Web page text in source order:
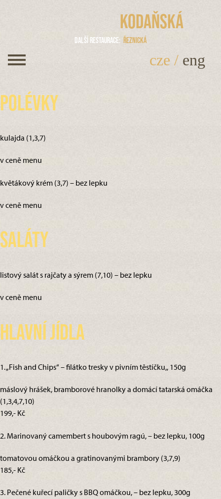
Kodaňská
Další restaurace Řeznická
cze / eng
Polévky
kulajda (1,3,7)
v ceně menu
květákový krém (3,7) – bez lepku
v ceně menu
Saláty
listový salát s rajčaty a sýrem (7,10) – bez lepku
v ceně menu
Hlavní jídla
1. „Fish and Chips“ – filátko tresky v pivním těstíčku,, 150g
máslový hrášek, bramborové hranolky a domácí tatarská omáčka
(1,3,4,7,10)
199,- Kč
2. Marinovaný camembert s houbovým ragú, – bez lepku, 100g
tomatovou omáčkou a gratinovanými brambory (3,7,9)
185,- Kč
3. Pečené kuřecí paličky s BBQ omáčkou, – bez lepku, 300g